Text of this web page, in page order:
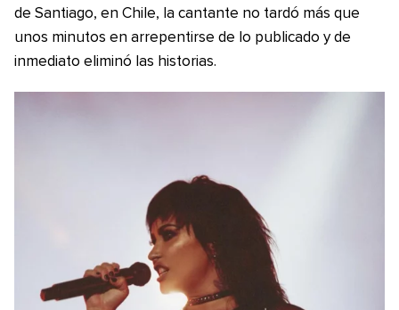
de Santiago, en Chile, la cantante no tardó más que
unos minutos en arrepentirse de lo publicado y de
inmediato eliminó las historias.